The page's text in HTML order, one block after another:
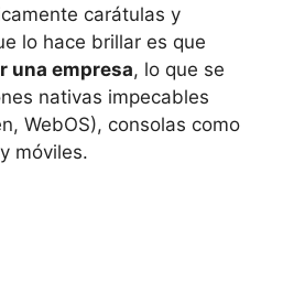
carátulas y
lo hace brillar es que
una empresa, lo que se
nativas impecables
WebOS), consolas como
móviles.